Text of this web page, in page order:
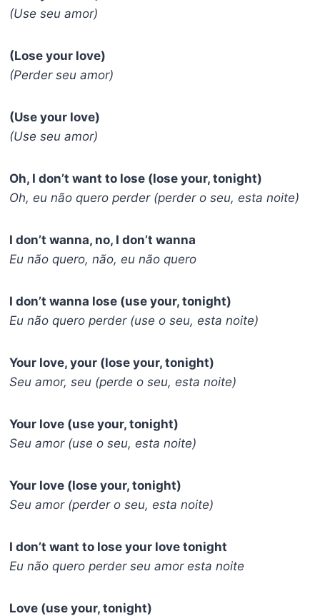
(Use seu amor)
(Lose your love)
(Perder seu amor)
(Use your love)
(Use seu amor)
Oh, I don’t want to lose (lose your, tonight)
Oh, eu não quero perder (perder o seu, esta noite)
I don’t wanna, no, I don’t wanna
Eu não quero, não, eu não quero
I don’t wanna lose (use your, tonight)
Eu não quero perder (use o seu, esta noite)
Your love, your (lose your, tonight)
Seu amor, seu (perde o seu, esta noite)
Your love (use your, tonight)
Seu amor (use o seu, esta noite)
Your love (lose your, tonight)
Seu amor (perder o seu, esta noite)
I don’t want to lose your love tonight
Eu não quero perder seu amor esta noite
Love (use your, tonight)